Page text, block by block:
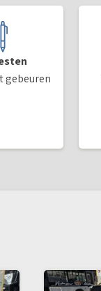
gebeuren